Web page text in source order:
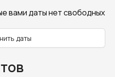
вами даты нет свободных
даты